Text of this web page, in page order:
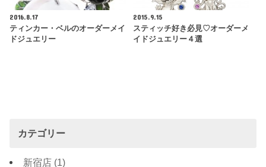
2016.8.17
ティンカー・ベルのオーダーメイ
ドジュエリー
2015.9.15
スティッチ好き必見♡オーダーメ
イドジュエリー４選
カテゴリー
新宿店 (1)